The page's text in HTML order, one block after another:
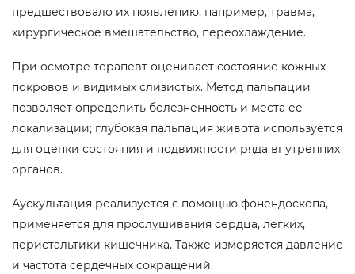
предшествовало их появлению, например, травма,
хирургическое вмешательство, переохлаждение.
При осмотре терапевт оценивает состояние кожных
покровов и видимых слизистых. Метод пальпации
позволяет определить болезненность и места ее
локализации; глубокая пальпация живота используется
для оценки состояния и подвижности ряда внутренних
органов.
Аускультация реализуется с помощью фонендоскопа,
применяется для прослушивания сердца, легких,
перистальтики кишечника. Также измеряется давление
и частота сердечных сокращений.